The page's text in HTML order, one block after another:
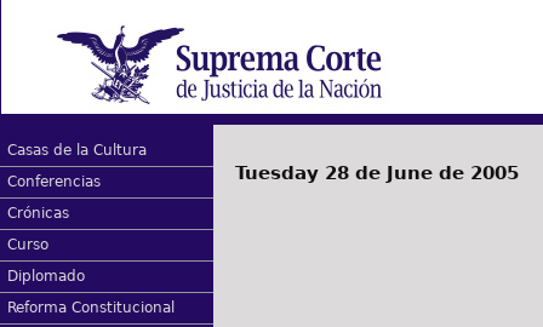
Casas de la Cultura
Conferencias
Crónicas
Curso
Diplomado
Reforma Constitucional
Tuesday 28 de June de 2005